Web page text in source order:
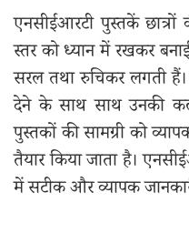
एनसीईआरटी पुस्तकें
स्तर को ध्यान में रखकर बनाई
सरल तथा रुचिकर लगती हैं।
देने के साथ साथ उनकी
पुस्तकों की सामग्री को
तैयार किया जाता है।
में सटीक और व्यापक